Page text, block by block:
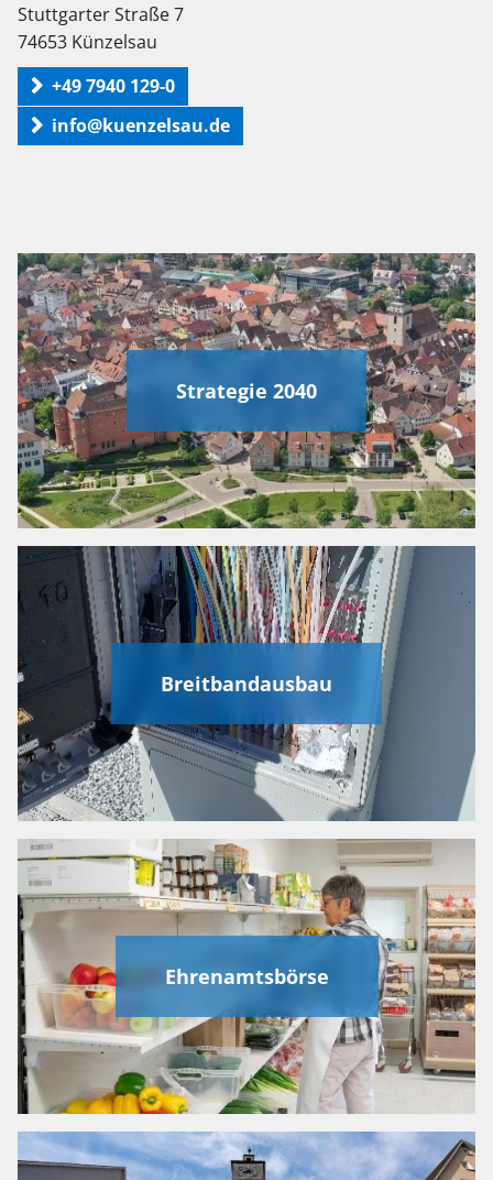
Stuttgarter Straße 7
74653 Künzelsau
+49 7940 129-0
info@kuenzelsau.de
Strategie 2040
Breitbandausbau
Ehrenamtsbörse